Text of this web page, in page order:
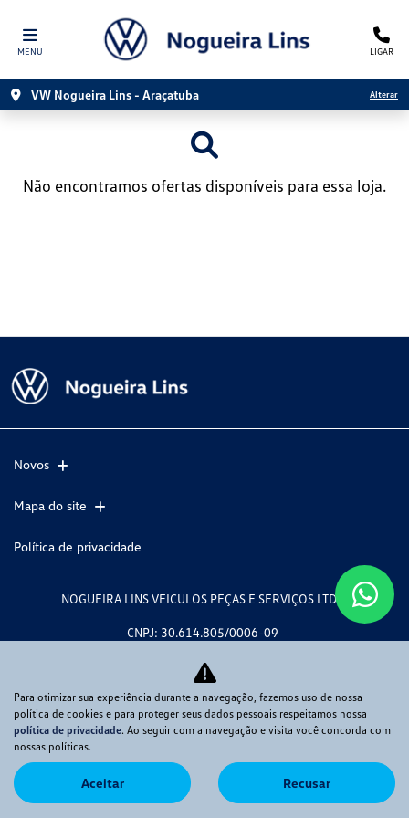
MENU LIGAR
VW Nogueira Lins - Araçatuba Alterar
Não encontramos ofertas disponíveis para essa loja.
Novos
Mapa do site
Política de privacidade
NOGUEIRA LINS VEICULOS PEÇAS E SERVIÇOS LTDA
CNPJ: 30.614.805/0006-09
No trânsito, enxergar o outro salva
vidas.
Desenvolvido pela DEALERSPACE ® Direitos Reservados.
Para otimizar sua experiência durante a navegação, fazemos uso de nossa
política de cookies e para proteger seus dados pessoais respeitamos nossa
política de privacidade. Ao seguir com a navegação e visita você concorda com
nossas políticas.
Aceitar Recusar